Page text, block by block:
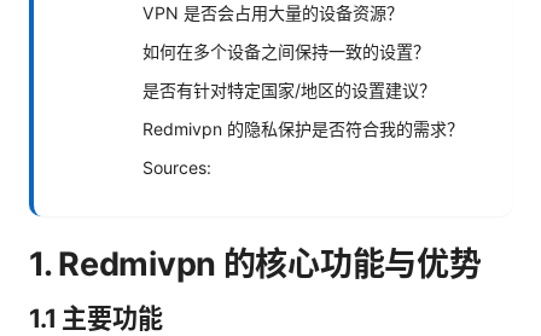
VPN 是否会占用大量的设备资源？
如何在多个设备之间保持一致的设置？
是否有针对特定国家/地区的设置建议？
Redmivpn 的隐私保护是否符合我的需求？
Sources:
1. Redmivpn 的核心功能与优势
1.1 主要功能